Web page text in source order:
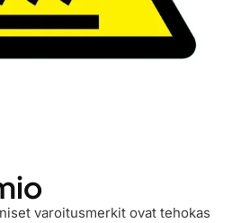
varoitusmerkit ovat tehokas